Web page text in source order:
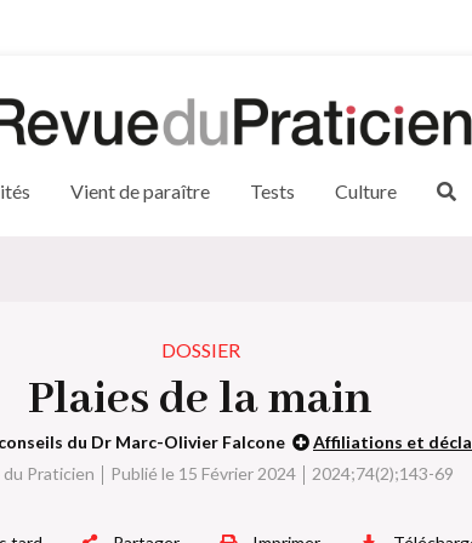
Vient de paraître Tests Culture
DOSSIER
Plaies de la main
du Dr Marc-Olivier Falcone
Affiliations et
du Praticien
Publié le 15 Février 2024 2024;74(2);143-69